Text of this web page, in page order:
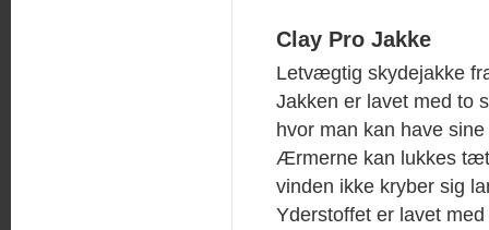
Clay Pro Jakke
Letvægtig skydejakke
Jakken er lavet med to
hvor man kan have
Ærmerne kan lukkes
vinden ikke kryber sig
Yderstoffet er lavet